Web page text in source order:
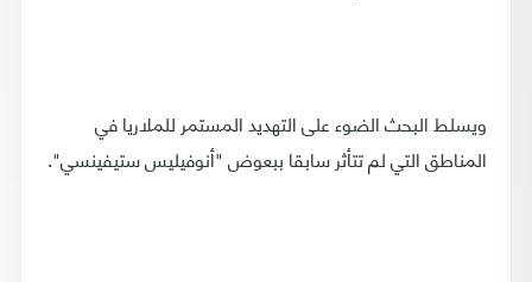
ويسلط البحث الضوء على التهديد المستمر للملاريا في
المناطق التي لم تتأثر سابقا ببعوض "أنوفيليس ستيفينسي".